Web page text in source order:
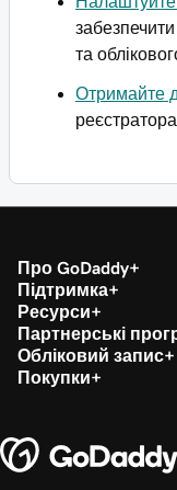
та
Отримайте
реєстратора
Про GoDaddy
Підтримка
Ресурси
Партнерські
Обліковий запис
Покупки